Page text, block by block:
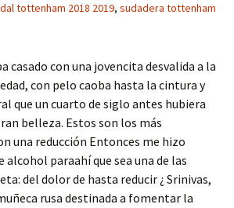
tottenham 2018 2019, sudadera tottenham
casado con una jovencita desvalida a la
con pelo caoba hasta la cintura y
que un cuarto de siglo antes hubiera
belleza. Estos son los más
una reducción Entonces me hizo
alcohol paraahí que sea una de las
del dolor de hasta reducir ¿ Srinivas,
rusa destinada a fomentar la